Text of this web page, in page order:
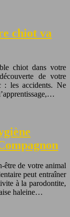
chiot va
chiot dans votre
de votre
: les accidents. Ne
être de votre animal
peut entraîner
à la parodontite,
haleine…